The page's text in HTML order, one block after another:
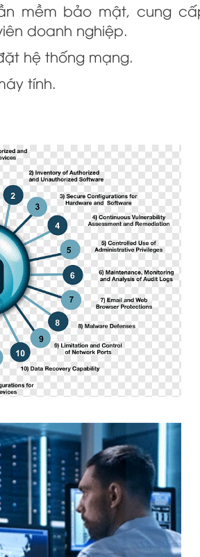
mềm bảo mật, cung
doanh nghiệp.
hệ thống mạng.
tính.